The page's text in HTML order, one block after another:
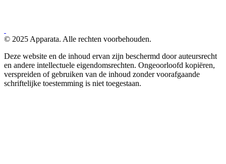
© 2025 Apparata. Alle rechten voorbehouden.
Deze website en de inhoud ervan zijn beschermd door auteursrecht
en andere intellectuele eigendomsrechten. Ongeoorloofd kopiëren,
verspreiden of gebruiken van de inhoud zonder voorafgaande
schriftelijke toestemming is niet toegestaan.